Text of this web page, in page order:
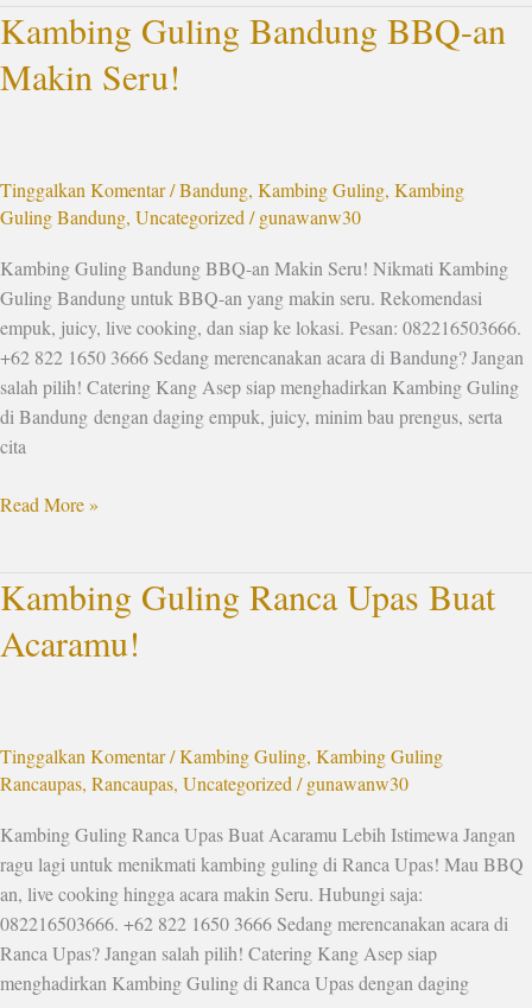
Kambing Guling Bandung BBQ-an
Makin Seru!
Tinggalkan Komentar/Bandung, Kambing Guling, Kambing
Guling Bandung, Uncategorized /gunawanw30
Kambing Guling Bandung BBQ-an Makin Seru! Nikmati Kambing
Guling Bandung untuk BBQ-an yang makin seru. Rekomendasi
empuk, juicy, live cooking, dan siap ke lokasi. Pesan: 082216503666.
+62 822 1650 3666 Sedang merencanakan acara di Bandung? Jangan
salah pilih! Catering Kang Asep siap menghadirkan Kambing Guling
di Bandung dengan daging empuk, juicy, minim bau prengus, serta
cita
Kambing
Guling
Bandung
Seru!
Read More »
Kambing Guling Ranca Upas Buat
Acaramu!
Tinggalkan Komentar/Kambing Guling, Kambing Guling
Rancaupas, Rancaupas, Uncategorized /gunawanw30
Kambing Guling Ranca Upas Buat Acaramu Lebih Istimewa Jangan
ragu lagi untuk menikmati kambing guling di Ranca Upas! Mau BBQ
an, live cooking hingga acara makin Seru. Hubungi saja:
082216503666. +62 822 1650 3666 Sedang merencanakan acara di
Ranca Upas? Jangan salah pilih! Catering Kang Asep siap
menghadirkan Kambing Guling di Ranca Upas dengan daging
Kambing
Guling
Ranca